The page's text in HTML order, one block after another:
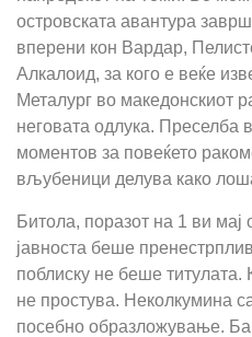
островската авантура
вперени кон Вардар,
Алкалоид, за кого е веќе
Металург во македонскиот
неговата одлука. Преселба
моментов за повеќето
вљубеници делува како
Битола, поразот на 1 ви мај
јавноста беше
поблиску не беше
не простува. Неколкумина
посебно образложување.